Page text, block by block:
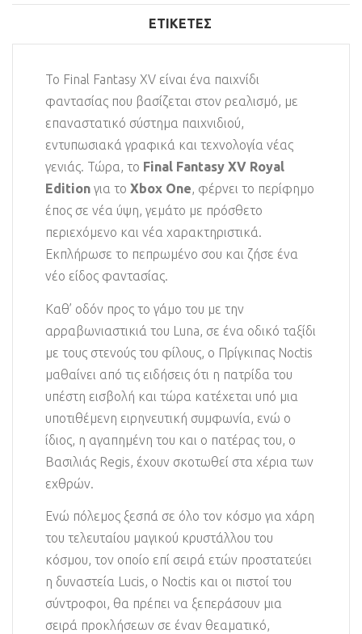
ΕΤΙΚΈΤΕΣ
Το Final Fantasy XV είναι ένα παιχνίδι
φαντασίας που βασίζεται στον ρεαλισμό, με
επαναστατικό σύστημα παιχνιδιού,
εντυπωσιακά γραφικά και τεχνολογία νέας
γενιάς. Τώρα, το Final Fantasy XV Royal
Edition για το Xbox One, φέρνει το περίφημο
έπος σε νέα ύψη, γεμάτο με πρόσθετο
περιεχόμενο και νέα χαρακτηριστικά.
Εκπλήρωσε το πεπρωμένο σου και ζήσε ένα
νέο είδος φαντασίας.
Καθ’ οδόν προς το γάμο του με την
αρραβωνιαστικιά του Luna, σε ένα οδικό ταξίδι
με τους στενούς του φίλους, ο Πρίγκιπας Noctis
μαθαίνει από τις ειδήσεις ότι η πατρίδα του
υπέστη εισβολή και τώρα κατέχεται υπό μια
υποτιθέμενη ειρηνευτική συμφωνία, ενώ ο
ίδιος, η αγαπημένη του και ο πατέρας του, ο
Βασιλιάς Regis, έχουν σκοτωθεί στα χέρια των
εχθρών.
Ενώ πόλεμος ξεσπά σε όλο τον κόσμο για χάρη
του τελευταίου μαγικού κρυστάλλου του
κόσμου, τον οποίο επί σειρά ετών προστατεύει
η δυναστεία Lucis, ο Noctis και οι πιστοί του
σύντροφοι, θα πρέπει να ξεπεράσουν μια
σειρά προκλήσεων σε έναν θεαματικό,